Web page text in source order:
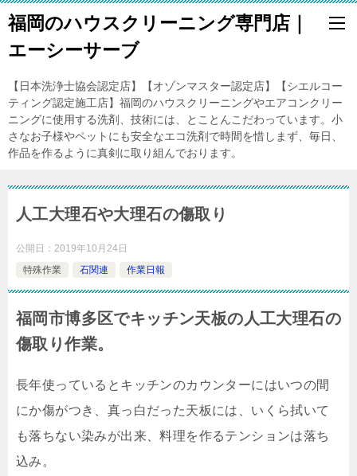
福岡のハウスクリーニング専門店｜
エーシーサーブ
【日本洗浄士協会認定店】【オゾンマスター認定店】【シエルコー
ティング認定施工店】福岡のハウスクリーニングやエアコンクリー
ニングに使用する洗剤、技術には、とことんこだわっています。小
さなお子様やペットにも安全なエコ洗剤で時間を惜しまず、毎日、
作品を作るように真剣に取り組んでおります。
人工大理石や大理石の傷取り
公開日： 2019年10月24日
特殊作業
石関連 作業日報
福岡市博多区でキッチン天板の人工大理石の
傷取り作業。
長年使っているとキッチンのカウンターにはいつの間
にか傷がつき、真っ白だった天板には、いくら拭いて
も落ちない染みが出来、料理を作るテンションは落ち
込み。